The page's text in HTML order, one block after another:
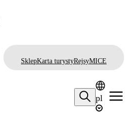
SklepKarta turystyRejsyMICE
pl